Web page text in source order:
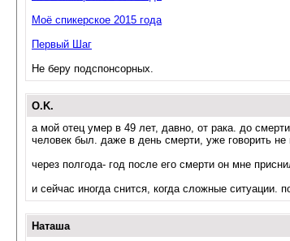
Моё спикерское 2015 года
Первый Шаг
Не беру подспонсорных.
O.K.
а мой отец умер в 49 лет, давно, от рака. до
человек был. даже в день смерти, уже говорить
через полгода- год после его смерти он мне
и сейчас иногда снится, когда сложные ситуации.
Наташа